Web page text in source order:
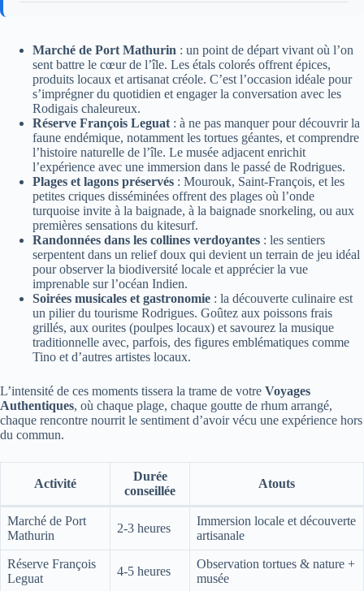
Marché de Port Mathurin : un point de départ vivant où l’on
sent battre le cœur de l’île. Les étals colorés offrent épices,
produits locaux et artisanat créole. C’est l’occasion idéale pour
s’imprégner du quotidien et engager la conversation avec les
Rodigais chaleureux.
Réserve François Leguat : à ne pas manquer pour découvrir la
faune endémique, notamment les tortues géantes, et comprendre
l’histoire naturelle de l’île. Le musée adjacent enrichit
l’expérience avec une immersion dans le passé de Rodrigues.
Plages et lagons préservés : Mourouk, Saint-François, et les
petites criques disséminées offrent des plages où l’onde
turquoise invite à la baignade, à la baignade snorkeling, ou aux
premières sensations du kitesurf.
Randonnées dans les collines verdoyantes : les sentiers
serpentent dans un relief doux qui devient un terrain de jeu idéal
pour observer la biodiversité locale et apprécier la vue
imprenable sur l’océan Indien.
Soirées musicales et gastronomie : la découverte culinaire est
un pilier du tourisme Rodrigues. Goûtez aux poissons frais
grillés, aux ourites (poulpes locaux) et savourez la musique
traditionnelle avec, parfois, des figures emblématiques comme
Tino et d’autres artistes locaux.
L’intensité de ces moments tissera la trame de votre Voyages
Authentiques, où chaque plage, chaque goutte de rhum arrangé,
chaque rencontre nourrit le sentiment d’avoir vécu une expérience hors
du commun.
Activité
Durée
conseillée
Atouts
Marché de Port
Mathurin
2-3 heures
Immersion locale et découverte
artisanale
Réserve François
Leguat
4-5 heures
Observation tortues & nature +
musée